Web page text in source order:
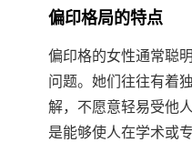
偏印格局的特点
偏印格的女性通常聪
问题。她们往往有着
解，不愿意轻易受他
是能够使人在学术或